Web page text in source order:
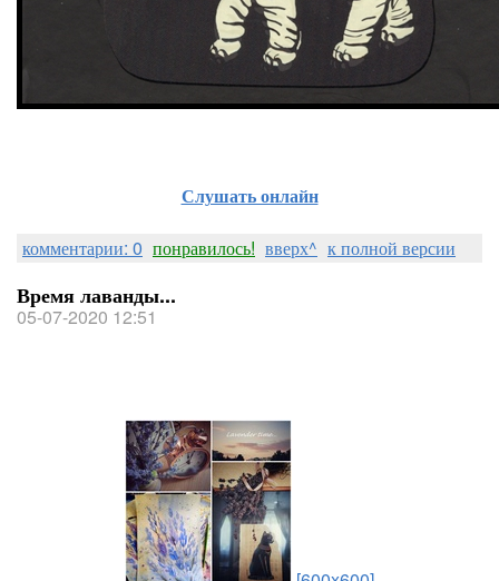
Слушать онлайн
комментарии: 0 понравилось! вверх^ к полной версии
Время лаванды...
05-07-2020 12:51